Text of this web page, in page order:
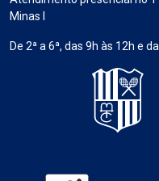
Minas I
De 2ª a 6ª, das 9h às 12h e